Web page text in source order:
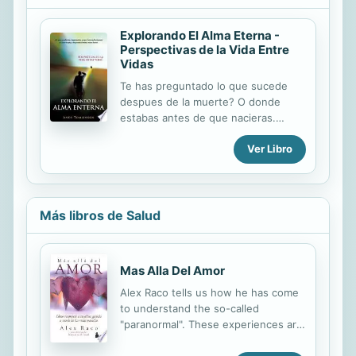
Explorando El Alma Eterna -
Perspectivas de la Vida Entre
Vidas
Te has preguntado lo que sucede
despues de la muerte? O donde
estabas antes de que nacieras.
Hipnosis profunda te abre los
recuerdos mas sorprendentes del
alma de un mundo espiritual que nos
espera a todos. Sigue el viaje
fascinante de 15 personas quienes
han sido regresados mas alla de una
Ver Libro
Más libros de Salud
Mas Alla Del Amor
Alex Raco tells us how he has come
to understand the so-called
"paranormal". These experiences are